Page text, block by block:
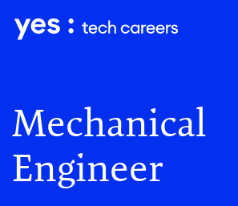
Naar hoofdinhoud
Mechanical
Engineer